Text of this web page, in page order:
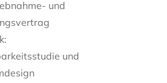
und
und